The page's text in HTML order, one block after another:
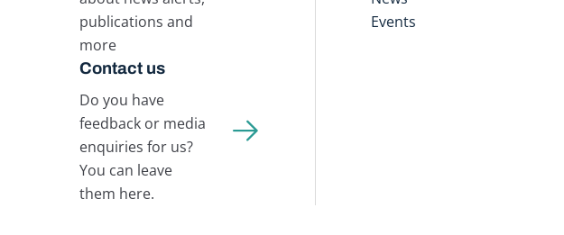
publications and
more
Contact us
Do you have
feedback or media
enquiries for us?
You can leave
them here.
Events